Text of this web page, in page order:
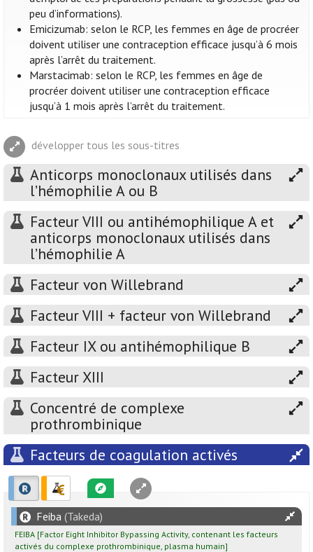
peu d’informations).
Emicizumab: selon le RCP, les femmes en âge de procréer
doivent utiliser une contraception efficace jusqu’à 6 mois
après l’arrêt du traitement.
Marstacimab: selon le RCP, les femmes en âge de
procréer doivent utiliser une contraception efficace
jusqu’à 1 mois après l’arrêt du traitement.
développer tous les sous-titres
Anticorps monoclonaux utilisés dans
l’hémophilie A ou B
Facteur VIII ou antihémophilique A et
anticorps monoclonaux utilisés dans
l’hémophilie A
Facteur von Willebrand
Facteur VIII + facteur von Willebrand
Facteur IX ou antihémophilique B
Facteur XIII
Concentré de complexe
prothrombinique
Facteurs de coagulation activés
Feiba (Takeda)
FEIBA [Factor Eight Inhibitor Bypassing Activity, contenant les facteurs
activés du complexe prothrombinique, plasma humain]